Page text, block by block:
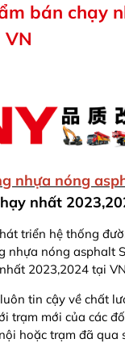
bán chạy
VN
nhựa nóng
nhất
triển hệ thống
nhựa nóng asphalt
2023,2024 tại VN
tin cậy về chất
trạm mới của các
hoặc trạm đã qua